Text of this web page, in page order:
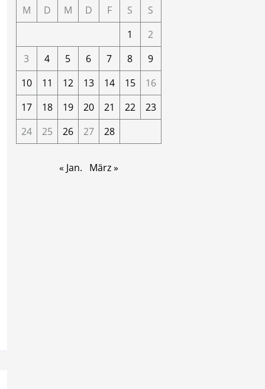
M
D M D F S
S
1
2
3
4 5 6 7 8
9
10
11 12 13 14 15
16
17
18 19 20 21 22
23
24
25 26 27 28
« Jan. März »